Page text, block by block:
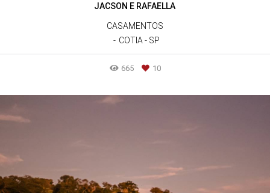
JACSON E RAFAELLA
CASAMENTOS
COTIA - SP
665 10